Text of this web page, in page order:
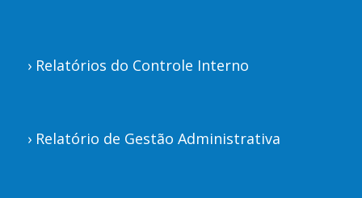
› Relatórios do Controle Interno
› Relatório de Gestão Administrativa